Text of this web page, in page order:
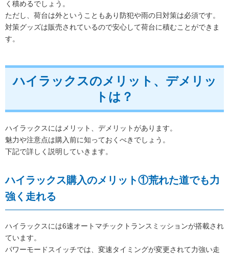
く積めるでしょう。
ただし、荷台は外ということもあり防犯や雨の日対策は必須です。
対策グッズは販売されているので安心して荷台に積むことができま
す。
ハイラックスのメリット、デメリッ
トは？
ハイラックスにはメリット、デメリットがあります。
魅力や注意点は購入前に知っておくべきでしょう。
下記で詳しく説明していきます。
ハイラックス購入のメリット①荒れた道でも力
強く走れる
ハイラックスには6速オートマチックトランスミッションが搭載され
ています。
パワーモードスイッチでは、変速タイミングが変更されて力強い走